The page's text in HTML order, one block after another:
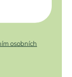
osobních